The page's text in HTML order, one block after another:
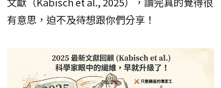
有意思，迫不及待想跟你們分享！